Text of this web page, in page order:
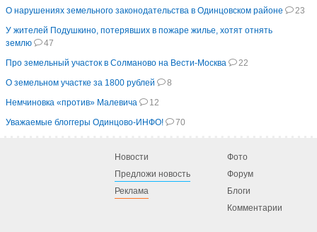
О нарушениях земельного законодательства в Одинцовском районе
23
У жителей Подушкино, потерявших в пожаре жилье, хотят отнять
землю
47
Про земельный участок в Солманово на Вести-Москва
22
О земельном участке за 1800 рублей
8
Немчиновка «против» Малевича
12
Уважаемые блоггеры Одинцово-ИНФО!
70
Новости
Предложи новость
Реклама
Фото
Форум
Блоги
Комментарии